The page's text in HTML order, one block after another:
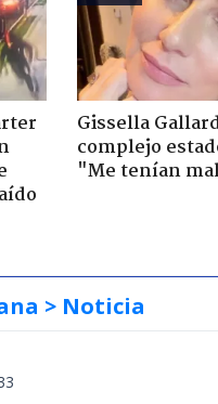
Gissella
complejo
"Me tenían
> Noticia